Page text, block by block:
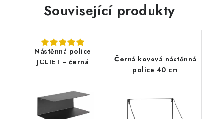
Související produkty
Nástěnná police
JOLIET − černá
Černá kovová nástěnná
police 40 cm